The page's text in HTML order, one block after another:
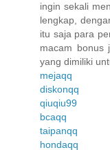
ingin sekali
lengkap,
itu saja para
macam bonus
yang dimiliki
mejaqq
diskonqq
qiuqiu99
bcaqq
taipanqq
hondaqq